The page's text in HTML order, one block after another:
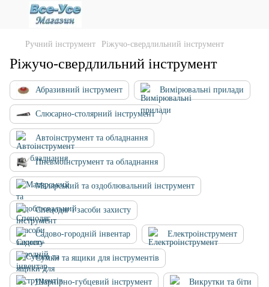
Ручний інструмент Ріжучо-свердлильний інструмент
Ріжучо-свердлильний інструмент
Абразивний інструмент Вимірювальні прилади
Слюсарно-столярний інструмент
Автоінструмент та обладнання
Пневмоінструмент та обладнання
Малярський та оздоблювальний інструмент
Спецодяг і засоби захисту
Садово-городній інвентар Електроінструмент
Сумки та ящики для інструментів
Шарнірно-губцевий інструмент Викрутки та біти